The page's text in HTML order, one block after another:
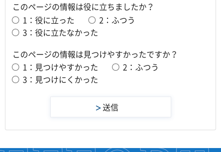
このページの情報は役に立ちましたか？
1：役に立った
2：ふつう
3：役に立たなかった
このページの情報は見つけやすかったですか？
1：見つけやすかった
2：ふつう
3：見つけにくかった